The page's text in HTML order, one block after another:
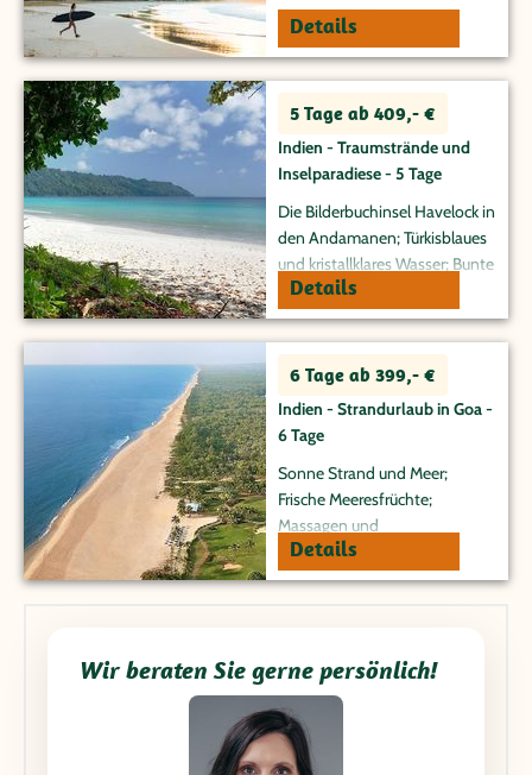
Details
5 Tage ab 409,- €
Indien - Traumstrände und
Inselparadiese - 5 Tage
Die Bilderbuchinsel Havelock in
den Andamanen; Türkisblaues
und kristallklares Wasser; Bunte
Unterwasserwelt;
Ursprünglicher Tropenwald
Details
6 Tage ab 399,- €
Indien - Strandurlaub in Goa -
6 Tage
Sonne Strand und Meer;
Frische Meeresfrüchte;
Massagen und
Spabehandlungen;
Kulturschätze und
Details
Wir beraten Sie gerne persönlich!